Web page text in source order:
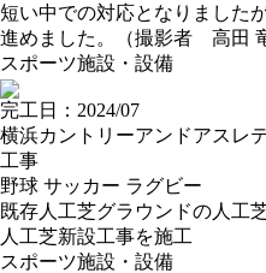
短い中での対応となりました
進めました。（撮影者 高田
スポーツ施設・設備
完工日：2024/07
横浜カントリーアンドアスレ
工事
野球 サッカー ラグビー
既存人工芝グラウンドの人工
人工芝新設工事を施工
スポーツ施設・設備